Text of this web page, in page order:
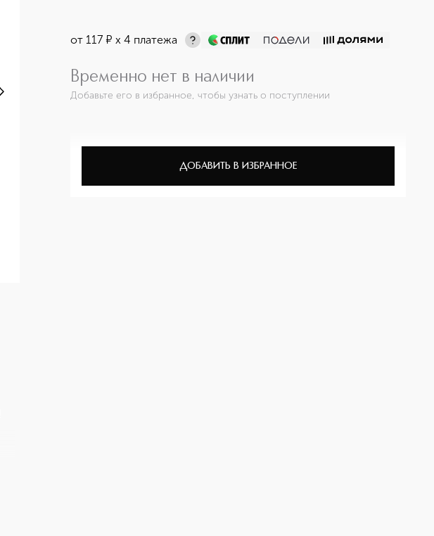
от 117 ¤ х 4 платежа
Временно нет в наличии
Добавьте его в избранное, чтобы узнать о поступлении
ДОБАВИТЬ В ИЗБРАННОЕ